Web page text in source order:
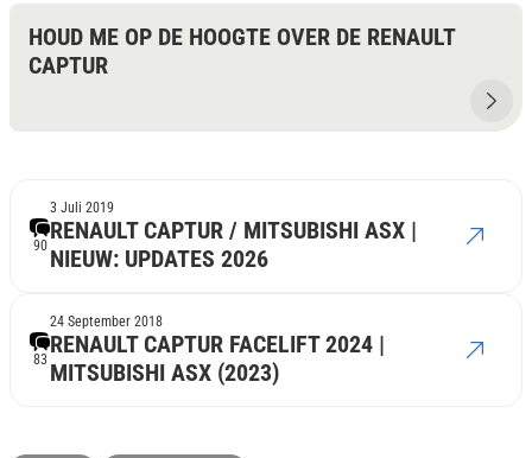
HOUD ME OP DE HOOGTE OVER DE RENAULT
CAPTUR
90
RENAULT CAPTUR / MITSUBISHI ASX |
NIEUW: UPDATES 2026
3 Juli 2019
83
RENAULT CAPTUR FACELIFT 2024 |
MITSUBISHI ASX (2023)
24 September 2018